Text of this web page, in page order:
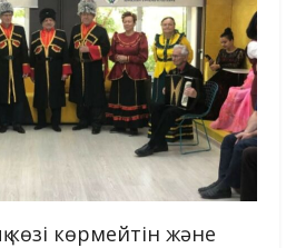
көзі көрмейтін және